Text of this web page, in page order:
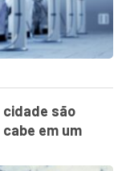
são
em um